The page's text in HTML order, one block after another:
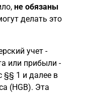
не обязаны
делать это
учет -
или прибыли -
§§ 1 и далее в
(HGB). Эта